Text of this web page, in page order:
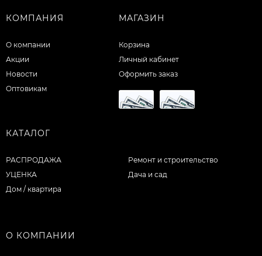
КОМПАНИЯ
О компании
Акции
Новости
Оптовикам
МАГАЗИН
Корзина
Личный кабинет
Оформить заказ
КАТАЛОГ
РАСПРОДАЖА
УЦЕНКА
Дом / квартира
Ремонт и строительство
Дача и сад
О КОМПАНИИ